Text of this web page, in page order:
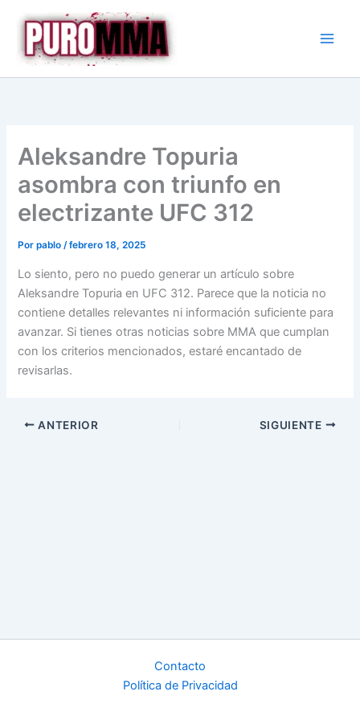
contenido
Aleksandre Topuria
asombra con triunfo en
electrizante UFC 312
Porpablo/febrero 18, 2025
Lo siento, pero no puedo generar un artículo sobre
Aleksandre Topuria en UFC 312. Parece que la noticia no
contiene detalles relevantes ni información suficiente para
avanzar. Si tienes otras noticias sobre MMA que cumplan
con los criterios mencionados, estaré encantado de
revisarlas.
ANTERIOR SIGUIENTE
Contacto
Política de Privacidad